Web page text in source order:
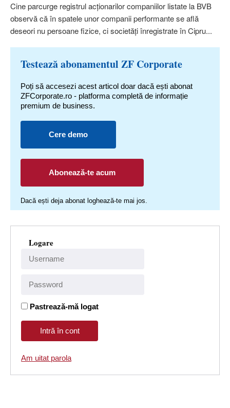
Cine parcurge registrul acţionarilor companiilor listate la BVB
observă că în spatele unor companii perfor­mante se află
deseori nu persoane fizice, ci societăţi înre­gistrate în Cipru...
Testează abonamentul ZF Corporate
Poți să accesezi acest articol doar dacă ești abonat
ZFCorporate.ro - platforma completă de informație
premium de business.
Cere demo
Abonează-te acum
Dacă ești deja abonat loghează-te mai jos.
Logare
Pastrează-mă logat
Am uitat parola